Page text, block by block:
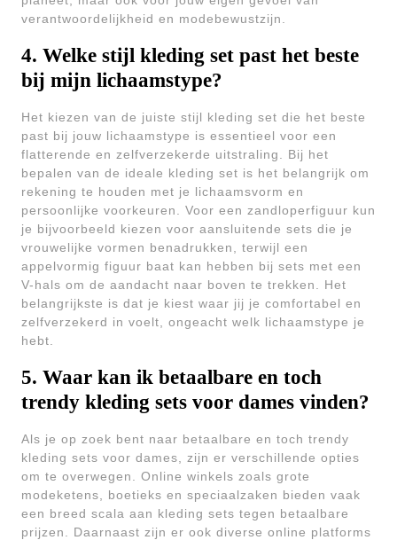
verantwoordelijkheid en modebewustzijn.
4. Welke stijl kleding set past het beste
bij mijn lichaamstype?
Het kiezen van de juiste stijl kleding set die het beste
past bij jouw lichaamstype is essentieel voor een
flatterende en zelfverzekerde uitstraling. Bij het
bepalen van de ideale kleding set is het belangrijk om
rekening te houden met je lichaamsvorm en
persoonlijke voorkeuren. Voor een zandloperfiguur kun
je bijvoorbeeld kiezen voor aansluitende sets die je
vrouwelijke vormen benadrukken, terwijl een
appelvormig figuur baat kan hebben bij sets met een
V-hals om de aandacht naar boven te trekken. Het
belangrijkste is dat je kiest waar jij je comfortabel en
zelfverzekerd in voelt, ongeacht welk lichaamstype je
hebt.
5. Waar kan ik betaalbare en toch
trendy kleding sets voor dames vinden?
Als je op zoek bent naar betaalbare en toch trendy
kleding sets voor dames, zijn er verschillende opties
om te overwegen. Online winkels zoals grote
modeketens, boetieks en speciaalzaken bieden vaak
een breed scala aan kleding sets tegen betaalbare
prijzen. Daarnaast zijn er ook diverse online platforms